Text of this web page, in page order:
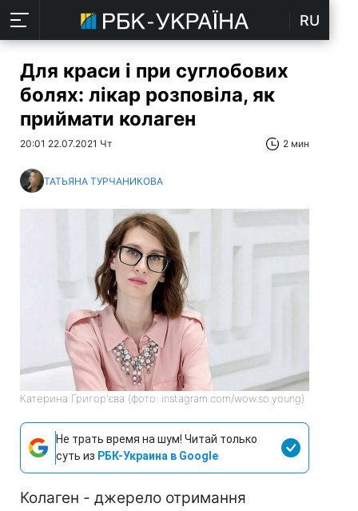
RU
Для краси і при суглобових
болях: лікар розповіла, як
приймати колаген
20:01 22.07.2021 Чт 2 мин
ТАТЬЯНА ТУРЧАНИКОВА
Катерина Григор'єва (фото: instagram.com/wow.so.young)
Не трать время на шум! Читай только
суть из РБК-Украина в Google
Колаген - джерело отримання